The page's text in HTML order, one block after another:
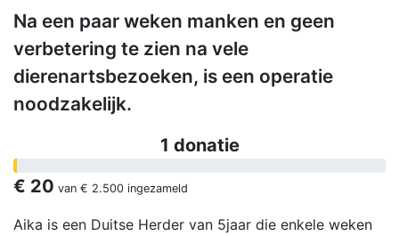
Na een paar weken manken en geen
verbetering te zien na vele
dierenartsbezoeken, is een operatie
noodzakelijk.
1 donatie
€ 20 van € 2.500 ingezameld
Aika is een Duitse Herder van 5jaar die enkele weken